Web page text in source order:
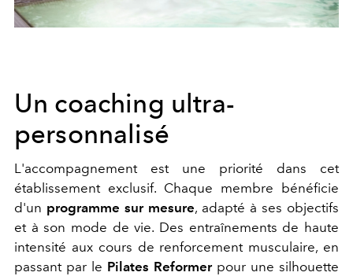
Un coaching ultra-
personnalisé
L'accompagnement est une priorité dans cet
établissement exclusif. Chaque membre bénéficie
d'un programme sur mesure, adapté à ses objectifs
et à son mode de vie. Des entraînements de haute
intensité aux cours de renforcement musculaire, en
passant par le Pilates Reformerpour une silhouette